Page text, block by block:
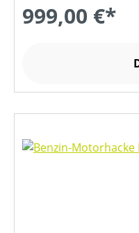
999,00 €*